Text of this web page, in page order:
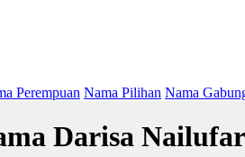
Perempuan Nama Pilihan Nama
Darisa